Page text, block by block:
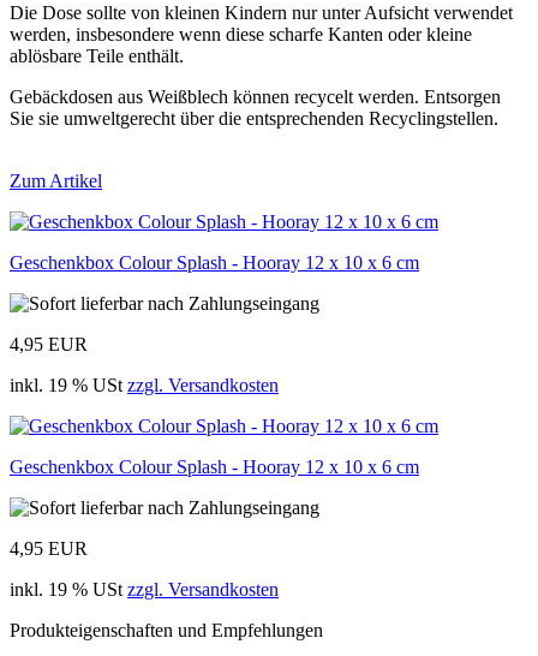
Die Dose sollte von kleinen Kindern nur unter Aufsicht verwendet
werden, insbesondere wenn diese scharfe Kanten oder kleine
ablösbare Teile enthält.
Gebäckdosen aus Weißblech können recycelt werden. Entsorgen
Sie sie umweltgerecht über die entsprechenden Recyclingstellen.
Zum Artikel
Geschenkbox Colour Splash - Hooray 12 x 10 x 6 cm
4,95 EUR
inkl. 19 % USt zzgl. Versandkosten
Geschenkbox Colour Splash - Hooray 12 x 10 x 6 cm
4,95 EUR
inkl. 19 % USt zzgl. Versandkosten
Produkteigenschaften und Empfehlungen